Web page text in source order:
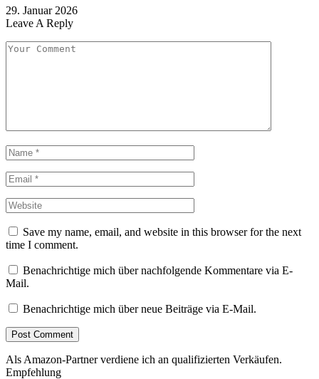
29. Januar 2026
Leave A Reply
Save my name, email, and website in this browser for the next
time I comment.
Benachrichtige mich über nachfolgende Kommentare via E-
Mail.
Benachrichtige mich über neue Beiträge via E-Mail.
Als Amazon-Partner verdiene ich an qualifizierten Verkäufen.
Empfehlung